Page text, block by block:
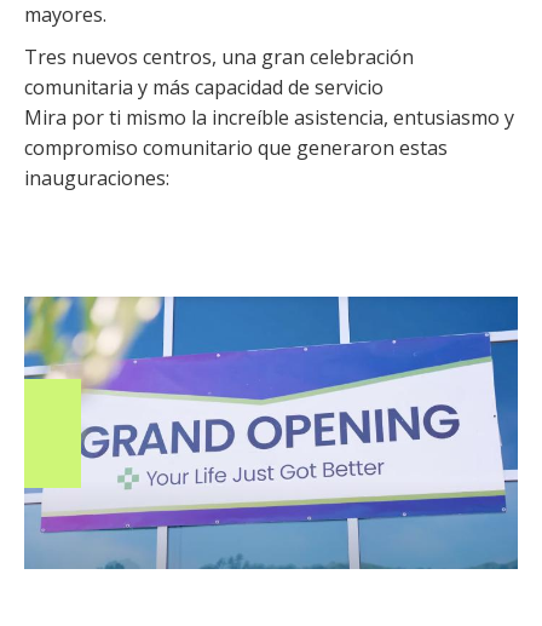
mayores.
Tres nuevos centros, una gran celebración
comunitaria y más capacidad de servicio
Mira por ti mismo la increíble asistencia, entusiasmo y
compromiso comunitario que generaron estas
inauguraciones: